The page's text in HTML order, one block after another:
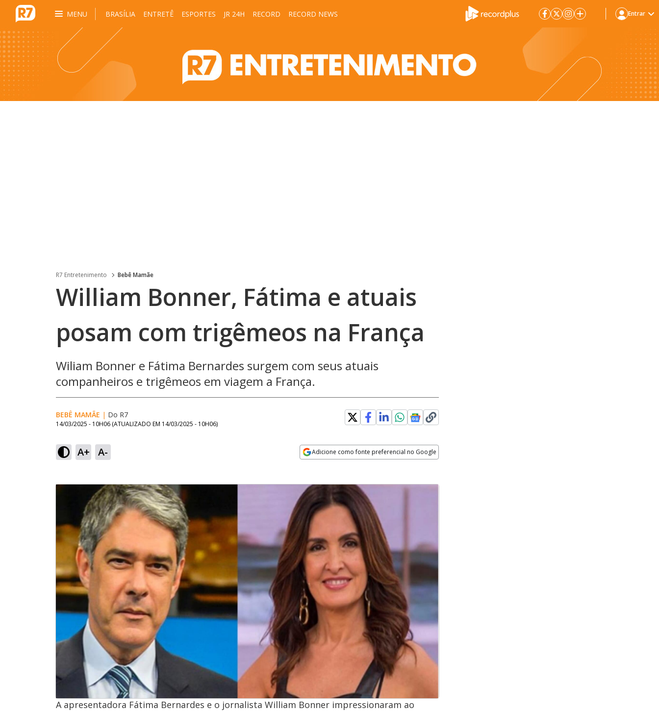
MENU BRASÍLIA ENTRETÊ ESPORTES JR 24H RECORD RECORD NEWS Entrar
R7 Entretenimento Bebê Mamãe
William Bonner, Fátima e atuais
posam com trigêmeos na França
Wiliam Bonner e Fátima Bernardes surgem com seus atuais
companheiros e trigêmeos em viagem a França.
BEBÊ MAMÃE | Do R7
14/03/2025 - 10H06 (ATUALIZADO EM 14/03/2025 - 10H06)
A+ A- Adicione como fonte preferencial no Google
A apresentadora Fátima Bernardes e o jornalista William Bonner impressionaram ao